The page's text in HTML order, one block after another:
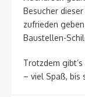
Besucher
zufrieden
Baustellen-
Trotzdem
– viel Spaß, bis